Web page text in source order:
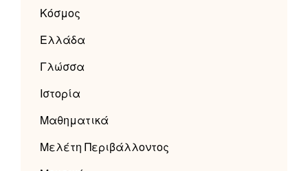
Κόσμος
Ελλάδα
Γλώσσα
Ιστορία
Μαθηματικά
Μελέτη Περιβάλλοντος